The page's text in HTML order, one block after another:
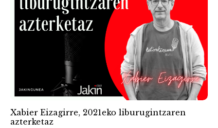
Xabier Eizagirre, 2021eko liburugintzaren
azterketaz